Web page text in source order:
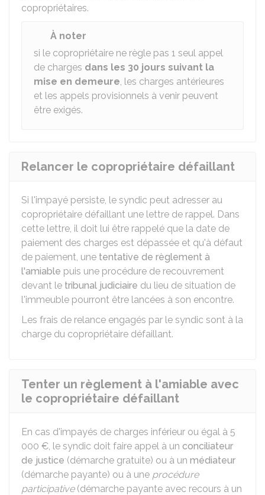
copropriétaires.
À noter
si le copropriétaire ne règle pas 1 seul appel
de charges dans les 30 jours suivant la
mise en demeure, les charges antérieures
et les appels provisionnels à venir peuvent
être exigés.
Relancer le copropriétaire défaillant
Si l'impayé persiste, le syndic peut adresser au
copropriétaire défaillant une lettre de rappel. Dans
cette lettre, il doit lui être rappelé que la date de
paiement des charges est dépassée et qu'à défaut
de paiement, une tentative de règlement à
l'amiable puis une procédure de recouvrement
devant le tribunal judiciaire du lieu de situation de
l'immeuble pourront être lancées à son encontre.
Les frais de relance engagés par le syndic sont à la
charge du copropriétaire défaillant.
Tenter un règlement à l'amiable avec
le copropriétaire défaillant
En cas d'impayés de charges inférieur ou égal à 5
000 €, le syndic doit faire appel à un conciliateur
de justice (démarche gratuite) ou à un médiateur
(démarche payante) ou à une procédure
participative(démarche payante avec recours à un